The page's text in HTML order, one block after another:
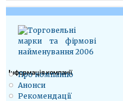
Iнформація компанії
Про компанію
Анонси
Рекомендації